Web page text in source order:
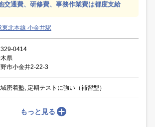
交通費、研修費、事務作業費は都度支給
東北本線 小金井駅
0414
県
市小金井2-22-3
密着塾, 定期テストに強い（補習型）
もっと見る